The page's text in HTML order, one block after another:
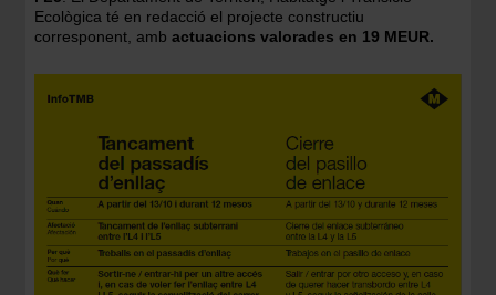
Ecològica té en redacció el projecte constructiu
corresponent, amb actuacions valorades en 19 MEUR.
Imatge